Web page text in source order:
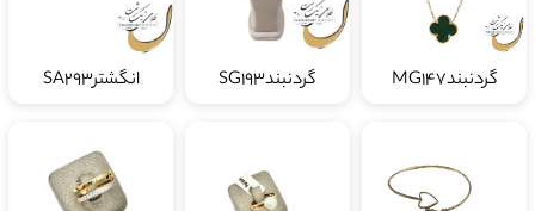
گردنبندMG147 گردنبندSG193 انگشترSA293